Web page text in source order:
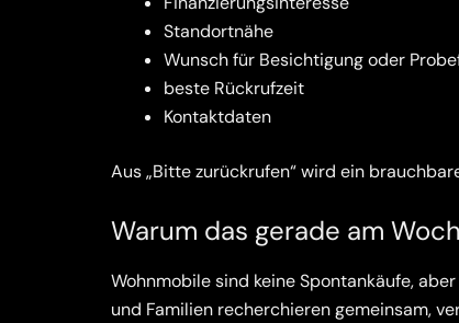
Standortnähe
Wunsch für Besichtigung oder
beste Rückrufzeit
Kontaktdaten
Aus „Bitte zurückrufen“ wird ein
Warum das gerade am
Wohnmobile sind keine Spontankäufe,
und Familien recherchieren gemeinsam,